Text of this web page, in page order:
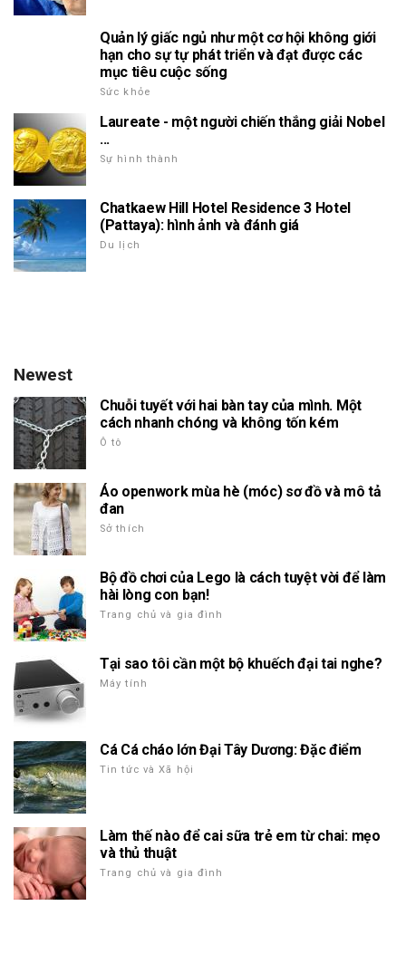
Quản lý giấc ngủ như một cơ hội không giới
hạn cho sự tự phát triển và đạt được các
mục tiêu cuộc sống
Sức khỏe
Laureate - một người chiến thắng giải Nobel
...
Sự hình thành
Chatkaew Hill Hotel Residence 3 Hotel
(Pattaya): hình ảnh và đánh giá
Du lịch
Newest
Chuỗi tuyết với hai bàn tay của mình. Một
cách nhanh chóng và không tốn kém
Ô tô
Áo openwork mùa hè (móc) sơ đồ và mô tả
đan
Sở thích
Bộ đồ chơi của Lego là cách tuyệt vời để làm
hài lòng con bạn!
Trang chủ và gia đình
Tại sao tôi cần một bộ khuếch đại tai nghe?
Máy tính
Cá Cá cháo lớn Đại Tây Dương: Đặc điểm
Tin tức và Xã hội
Làm thế nào để cai sữa trẻ em từ chai: mẹo
và thủ thuật
Trang chủ và gia đình